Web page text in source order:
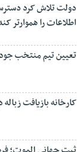
دولت تلاش کرد
اطلاعات را هموارتر
تعیین تیم منتخب
کارخانه بازیافت